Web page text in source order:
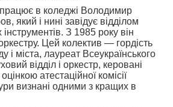
в коледжі Володимир
який і нині завідує відділом
З 1985 року він
Цей колектив — гордість
і міста, лауреат Всеукраїнського
відділ і оркестр, керовані
атестаційної комісії
визнані одними з кращих в